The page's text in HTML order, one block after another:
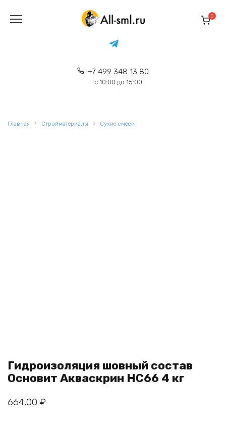
содержанию
+7 499 348 13 80
с 10:00 до 15:00
0
Главная Стройматериалы Сухие смеси
Гидроизоляция шовный состав
Основит Акваскрин НС66 4 кг
664,00 ₽